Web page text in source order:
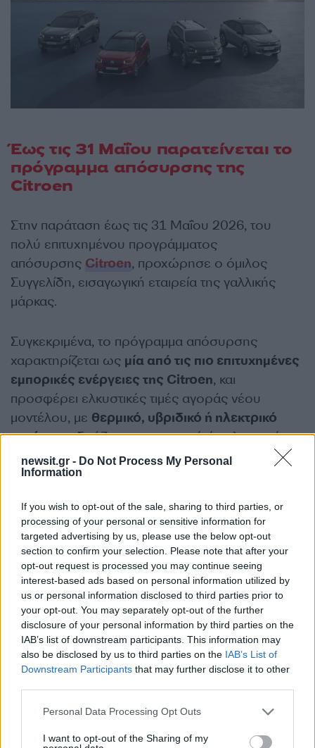
newsit.gr - Do Not Process My Personal
Information
If you wish to opt-out of the sale, sharing to third parties, or
processing of your personal or sensitive information for
targeted advertising by us, please use the below opt-out
section to confirm your selection. Please note that after your
opt-out request is processed you may continue seeing
interest-based ads based on personal information utilized by
us or personal information disclosed to third parties prior to
your opt-out. You may separately opt-out of the further
disclosure of your personal information by third parties on the
IAB’s list of downstream participants. This information may
also be disclosed by us to third parties on the IAB’s List of
Downstream Participants that may further disclose it to other
Please note that this website/app uses one or more Google
not limited to your visit or usage behaviour. You may click to
Personal Data Processing Opt Outs
I want to opt-out of the Sharing of my
Έως τις 31 Μαΐου παρατείνεται το
πρόγραμμα απόσυρσης της
Citroen
Στην παράταση έως τις 31 Μαΐου 2026, του
πολύ επιτυχημένου προγράμματος
απόσυρσης Citroen, προχώρησε ο όμιλος
Συγγελίδη, εισαγωγική εταιρεία της γαλλικής
μάρκας.
Συγκεκριμένα, το πρόγραμμα απόσυρσης
χαρακτηρίζεται ως μία από τις πιο επιτυχημένες
εμπορικές ενέργειες της Citroen, και
προσφέρει ελκυστικές τιμές αγοράς νέου
μοντέλου, με θερμικό, υβριδικό ή ηλεκτρικό
μοτέρ, συνδυάζοντας σημαντικό όφελος από την
απόσυρση παλαιού οχήματος, πιο ρυπογόνου και
με πολύ μεγαλύτερη κατανάλωση καυσίμου.
Μάλιστα, πολλοί συνδύασαν την απόσυρση με
αγορά ηλεκτρικού μοντέλου Citroen, γεγονός
που αποτυπώθηκε στηνκατακόρυφη αύξηση
των παραγγελιών για ηλεκτρικά οχήματα
τελευταίους μήνες. Πρωταγωνιστές του
ενδιαφέροντος είναι τα νέα e-C3 και e-C3
Aircross.
Η Citroen συνεχίζει να προσφέρει5ετή
εργοστασιακή εγγύηση και οδική βοήθειασε
όλη τη γκάμα των επιβατικών της μοντέλων.